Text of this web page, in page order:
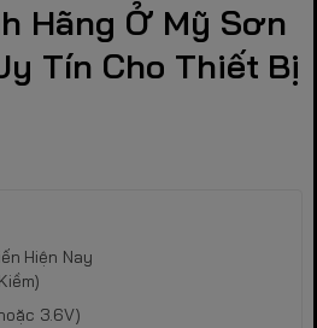
Hãng Ở Mỹ Sơn
Tín Cho Thiết Bị
Hiện Nay
3.6V)